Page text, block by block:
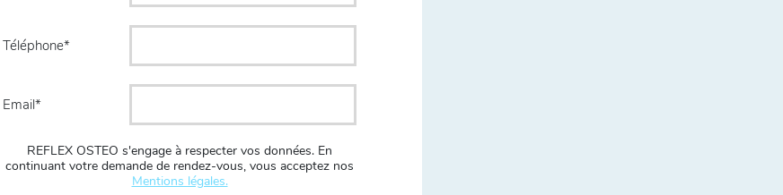
Téléphone
Email
REFLEX OSTEO s'engage à respecter vos données. En
continuant votre demande de rendez-vous, vous acceptez nos
Mentions légales.